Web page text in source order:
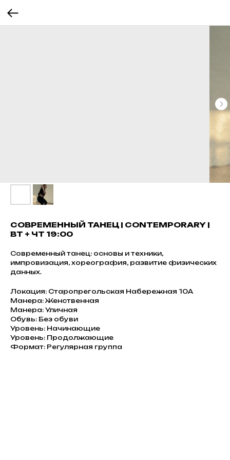
СОВРЕМЕННЫЙ ТАНЕЦ | CONTEMPORARY |
ВТ + ЧТ 19:00
Современный танец: основы и техники,
импровизация, хореография, развитие физических
данных.
Локация: Старопрегольская Набережная 10А
Манера: Женственная
Манера: Уличная
Обувь: Без обуви
Уровень: Начинающие
Уровень: Продолжающие
Формат: Регулярная группа